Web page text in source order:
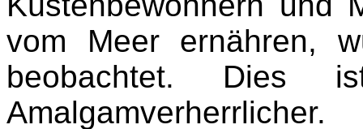
vom Meer ernähren,
beobachtet.
Amalgamverherrlicher.